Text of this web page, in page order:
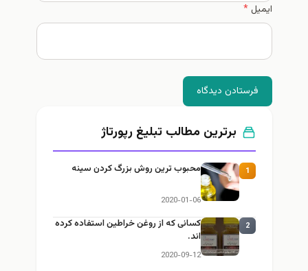
فرستادن دیدگاه
برترین مطالب تبلیغ رپورتاژ
محبوب ترین روش بزرگ کردن سینه
2020-01-06
کسانی که از روغن خراطین استفاده کرده
اند.
2020-09-12